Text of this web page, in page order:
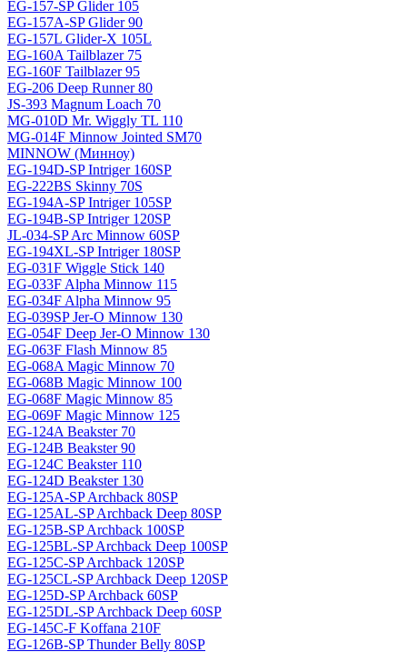
EG-157-SP Glider 105
EG-157A-SP Glider 90
EG-157L Glider-X 105L
EG-160A Tailblazer 75
EG-160F Tailblazer 95
EG-206 Deep Runner 80
JS-393 Magnum Loach 70
MG-010D Mr. Wiggly TL 110
MG-014F Minnow Jointed SM70
MINNOW (Минноу)
EG-194D-SP Intriger 160SP
EG-222BS Skinny 70S
EG-194A-SP Intriger 105SP
EG-194B-SP Intriger 120SP
JL-034-SP Arc Minnow 60SP
EG-194XL-SP Intriger 180SP
EG-031F Wiggle Stick 140
EG-033F Alpha Minnow 115
EG-034F Alpha Minnow 95
EG-039SP Jer-O Minnow 130
EG-054F Deep Jer-O Minnow 130
EG-063F Flash Minnow 85
EG-068A Magic Minnow 70
EG-068B Magic Minnow 100
EG-068F Magic Minnow 85
EG-069F Magiс Minnow 125
EG-124A Beakster 70
EG-124B Beakster 90
EG-124C Beakster 110
EG-124D Beakster 130
EG-125A-SP Archback 80SP
EG-125AL-SP Archback Deep 80SP
EG-125B-SP Archback 100SP
EG-125BL-SP Archback Deep 100SP
EG-125C-SP Archback 120SP
EG-125CL-SP Archback Deep 120SP
EG-125D-SP Archback 60SP
EG-125DL-SP Archback Deep 60SP
EG-145C-F Koffana 210F
EG-126B-SP Thunder Belly 80SP